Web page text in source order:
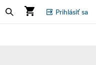
Prihlásiť sa